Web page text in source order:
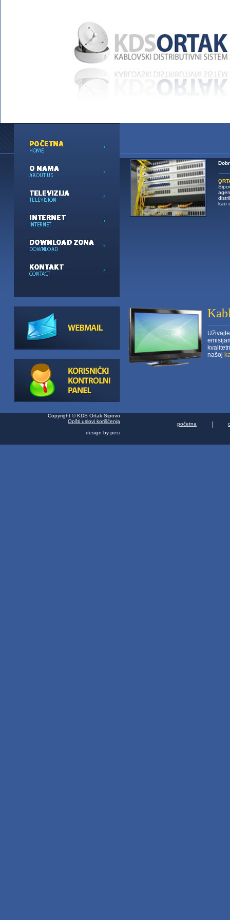
kao
našoj
Copyright © KDS Ortak Sipovo
Opšti uslovi korišćenja
design by peci
početna